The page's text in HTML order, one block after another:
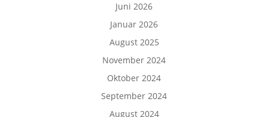
Juni 2026
Januar 2026
August 2025
November 2024
Oktober 2024
September 2024
August 2024